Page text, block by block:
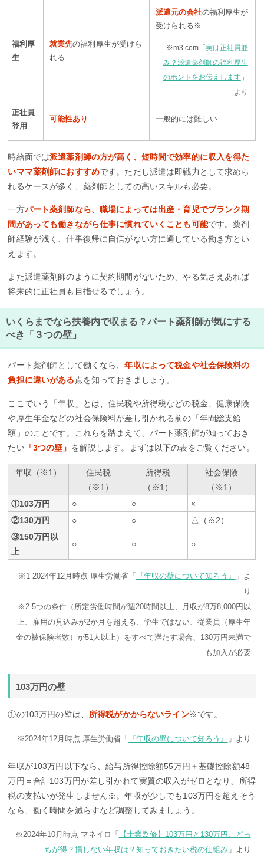
福利厚
生
就業先の福利厚生が受けら
れる
派遣元の会社の福利厚生が
受けられる※
※m3.com「 実は正社員並
み？派遣薬剤師の福利厚生
のホントをお伝えします」
より
正社員
登用
可能性あり 一般的には難しい
時給面では派遣薬剤師の方が高く、短時間で効率的に収入を得た
いママ薬剤師におすすめです。ただし派遣は即戦力として求めら
れるケースが多く、薬剤師としての高いスキルも必要。
一方パート薬剤師なら、職場によっては出産・育児でブランク期
間があっても働きながら仕事に慣れていくことも可能です。薬剤
師経験が浅く、仕事復帰に自信がない方に適している働き方とい
えます。
また派遣薬剤師のように契約期間がないため、やる気さえあれば
将来的に正社員も目指せるでしょう。
いくらまでなら扶養内で収まる？パート薬剤師が気にする
べき「３つの壁」
パート薬剤師として働くなら、年収によって税金や社会保険料の
負担に違いがある 点を知っておきましょう。
ここでいう「年収」とは、住民税や所得税などの税金、健康保険
や厚生年金などの社会保険料が差し引かれる前の「年間総支給
額」のことです。これらを踏まえて、パート薬剤師が知っておき
たい 「3つの壁」 を解説します。まずは以下の表をご覧ください。
年収（※1）
住民税
（※1）
所得税
（※1）
社会保険
（※1）
①103万円
○ ○
×
②130万円
○ ○
△（※2）
③150万円以
上
○ ○ ○
※1 2024年12月時点 厚生労働省「 『年収の壁について知ろう』
」よ
り
※2 5つの条件（所定労働時間が週20時間以上、月収が8万8,000円以
上、雇用の見込みが2か月を超える、学生ではない、従業員（厚生年
金の被保険者数）が51人以上）をすべて満たす場合、130万円未満で
も加入が必要
103万円の壁
①の103万円の壁は、 所得税がかからないライン※です。
※2024年12月時点 厚生労働省「 『年収の壁について知ろう』 」より
年収が103万円以下なら、給与所得控除額55万円＋基礎控除額48
万円＝合計103万円が差し引かれて実質の収入がゼロとなり、所得
税の支払いが発生しません※。年収が少しでも103万円を超えそう
なら、働く時間を減らすなど調整してみましょう。
※2024年10月時点 マネイロ「
【士業監修】103万円と130万円、どっ
ちが得？損しない年収は？知っておきたい税の仕組み」より